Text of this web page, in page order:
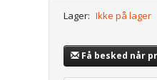
Lager: Ikke på lager
Få besked når